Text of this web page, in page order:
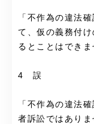
「不作為の違法
て、仮の義務付
るとことはできま
4 誤
「不作為の違法
者訴訟ではありま